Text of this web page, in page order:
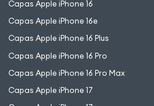
Capas Apple iPhone 16
Capas Apple iPhone 16e
Capas Apple iPhone 16 Plus
Capas Apple iPhone 16 Pro
Capas Apple iPhone 16 Pro Max
Capas Apple iPhone 17